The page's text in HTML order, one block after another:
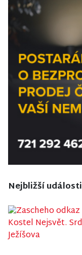
Nejbližší události